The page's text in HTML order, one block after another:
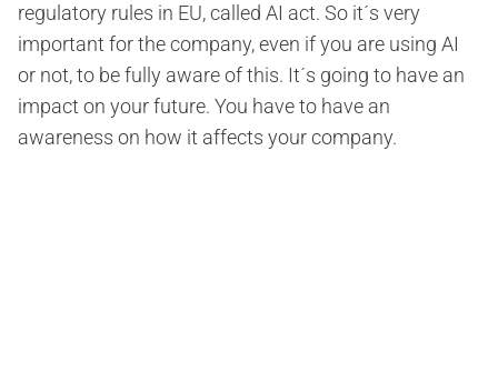
regulatory rules in EU, called AI act. So it´s very
important for the company, even if you are using AI
or not, to be fully aware of this. It´s going to have an
impact on your future. You have to have an
awareness on how it affects your company.